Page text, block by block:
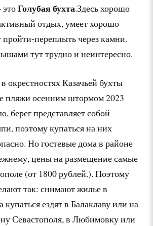
этоГолубая бухта.Здесь хорошо
отдых, умеет хорошо
переплыть через камни.
тут трудно и неинтересно.
окрестностях Казачьей бухты
пляжи осенним штормом 2023
берег представляет собой
поэтому купаться на них
Но гостевые дома в районе
цены на размещение самые
(от 1800 рублей.). Поэтому
так: снимают жилье в
купаться ездят в Балаклаву или на
Севастополя, в Любимовку или